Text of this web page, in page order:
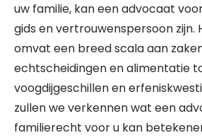
uw familie, kan een advocaat
gids en vertrouwenspersoon zijn.
omvat een breed scala aan
echtscheidingen en alimentatie
voogdijgeschillen en
zullen we verkennen wat een
familierecht voor u kan